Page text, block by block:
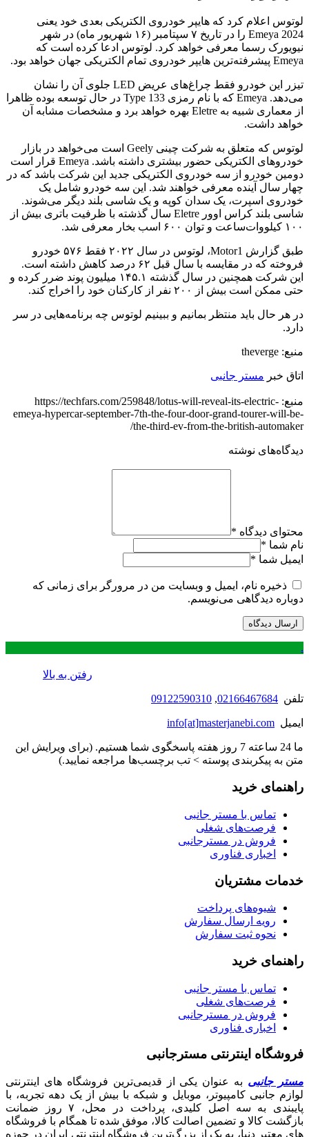
لوتوس اعلام کرد که هایپر خودروی الکتریکی بعدی خود یعنی
Emeya 2024 را در تاریخ ۷ سپتامبر (۱۶ شهریور ماه) در شهر
نیویورک رسما معرفی خواهد کرد. لوتوس ادعا کرده است که
Emeya پیشرفته‌ترین هایپر خودروی تمام الکتریکی جهان خواهد بود.
تیزر این خودرو فقط چراغ‌های عریض LED جلوی آن را نشان
می‌دهد. Emeya که با نام رمزی Type 133 در حال توسعه بوده ظاهرا
از معماری شبیه به Eletre بهره خواهد برد و مشخصات مشابه آن
خواهد داشت.
لوتوس که متعلق به شرکت چینی Geely است می‌خواهد در بازار
خودروهای الکتریکی حضور بیشتری داشته باشد. Emeya قرار است
دومین خودرو از سه خودروی الکتریکی جدید این شرکت باشد که در
چهار سال آینده معرفی خواهند شد. این سه خودرو شامل یک
خودروی اسپرت، یک سدان کوپه و یک شاسی بلند دیگر می‌شوند.
شاسی بلند کراس اوور Eletre سال گذشته با ظرفیت باتری بیش از
۱۰۰ کیلووات‌ساعت و توان ۶۰۰ اسب بخار معرفی شد.
طبق گزارش Motor1، لوتوس در سال ۲۰۲۲ فقط ۵۷۶ خودرو
فروخته که در مقایسه با سال قبل ۶۲ درصد کاهش داشته است.
این شرکت همچنین در سال گذشته ۱۴۵.۱ میلیون پوند ضرر کرده و
حتی ممکن است بیش از ۲۰۰ نفر از کارکنان خود را اخراج کند.
در هر حال باید منتظر بمانیم و ببینیم لوتوس چه برنامه‌هایی در سر
دارد.
منبع: theverge
اتاق خبر مستر جانبی
منبع: https://techfars.com/259848/lotus-will-reveal-its-electric-
emeya-hypercar-september-7th-the-four-door-grand-tourer-will-be-
the-third-ev-from-the-british-automaker/
دیدگاه‌های نوشته
محتوای دیدگاه *
نام شما *
ایمیل شما *
ذخیره نام، ایمیل و وبسایت من در مرورگر برای زمانی که
دوباره دیدگاهی می‌نویسم.
.
رفتن به بالا
تلفن 02166467684
,
09122590310
ایمیل info[at]masterjanebi.com
ما 24 ساعته 7 روز هفته پاسخگوی شما هستیم. (برای ویرایش این
متن به پیکربندی پوسته > تب برچسب‌ها مراجعه نمایید.)
راهنمای خرید
تماس با مستر جانبی
فرصت‌های شغلی
فروش در مسترجانبی
اخباری فناوری
خدمات مشتریان
شیوه‌های پرداخت
رویه ارسال سفارش
نحوه ثبت سفارش
راهنمای خرید
تماس با مستر جانبی
فرصت‌های شغلی
فروش در مسترجانبی
اخباری فناوری
فروشگاه اینترنتی مسترجانبی
مستر جانبی به عنوان یکی از قدیمی‌ترین فروشگاه های اینترنتی
لوازم جانبی کامپیوتر، موبایل و شبکه با بیش از یک دهه تجربه، با
پایبندی به سه اصل کلیدی، پرداخت در محل، ۷ روز ضمانت
بازگشت کالا و تضمین اصالت کالا، موفق شده تا همگام با فروشگاه‌
های معتبر دنیا، به یک از بزرگ‌ترین فروشگاه اینترنتی ایران در حوزه